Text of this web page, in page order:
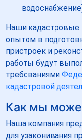
Наши
опытом в
пристроек и
работы будут
требованиями
кадастровой
Как мы
Наша компания
для узаконивания